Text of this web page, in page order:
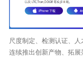
尺度制定、检测认证、
连续推出创新产物、拓